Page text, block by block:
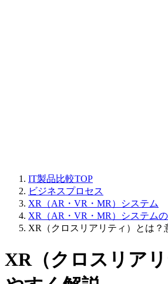
IT製品比較TOP
ビジネスプロセス
XR（AR・VR・MR）システム
XR（AR・VR・MR）システム
XR（クロスリアリティ）とは
XR（クロスリア